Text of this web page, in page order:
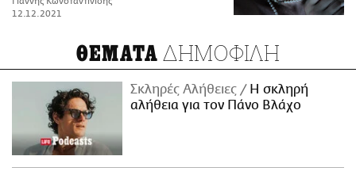
12.12.2021
ΘΕΜΑΤΑ ΔΗΜΟΦΙΛΗ
Σκληρές Αλήθειες
H σκληρή
αλήθεια για τον Πάνο Βλάχο